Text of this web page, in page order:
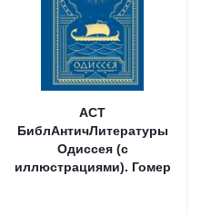
АСТ
БиблАнтичЛитературы
Одиссея (с
иллюстрациями). Гомер